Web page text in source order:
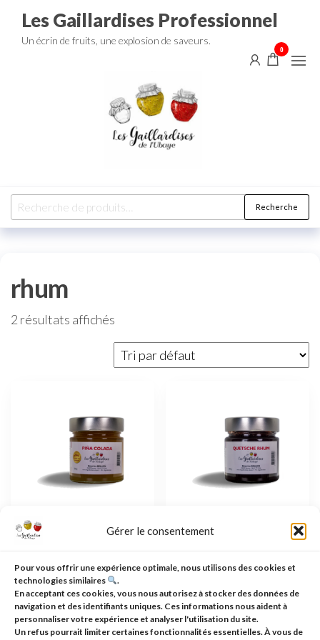
Gérer le consentement
Pour vous offrir une expérience optimale, nous utilisons des cookies et
technologies similaires
.
En acceptant ces cookies, vous nous autorisez à stocker des données de
navigation et des identifiants uniques. Ces informations nous aident à
personnaliser votre expérience et analyser l'utilisation du site.
Un refus pourrait limiter certaines fonctionnalités essentielles. À vous de
contenu
Les Gaillardises Professionnel
Un écrin de fruits, une explosion de saveurs.
0
Recherche
pour :
Recherche
rhum
2 résultats affichés
médaillé d’or
Connectez-vous
pour voir le prix
Authentique et
Connectez-vous
pour voir le prix